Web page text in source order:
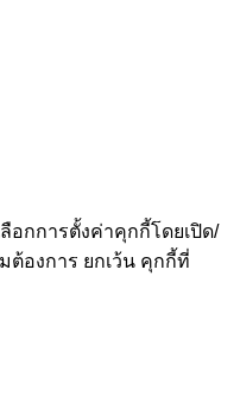
อกการตั้งค่าคุกกี้โดยเปิด/
ต้องการ ยกเว้น คุกกี้ที่